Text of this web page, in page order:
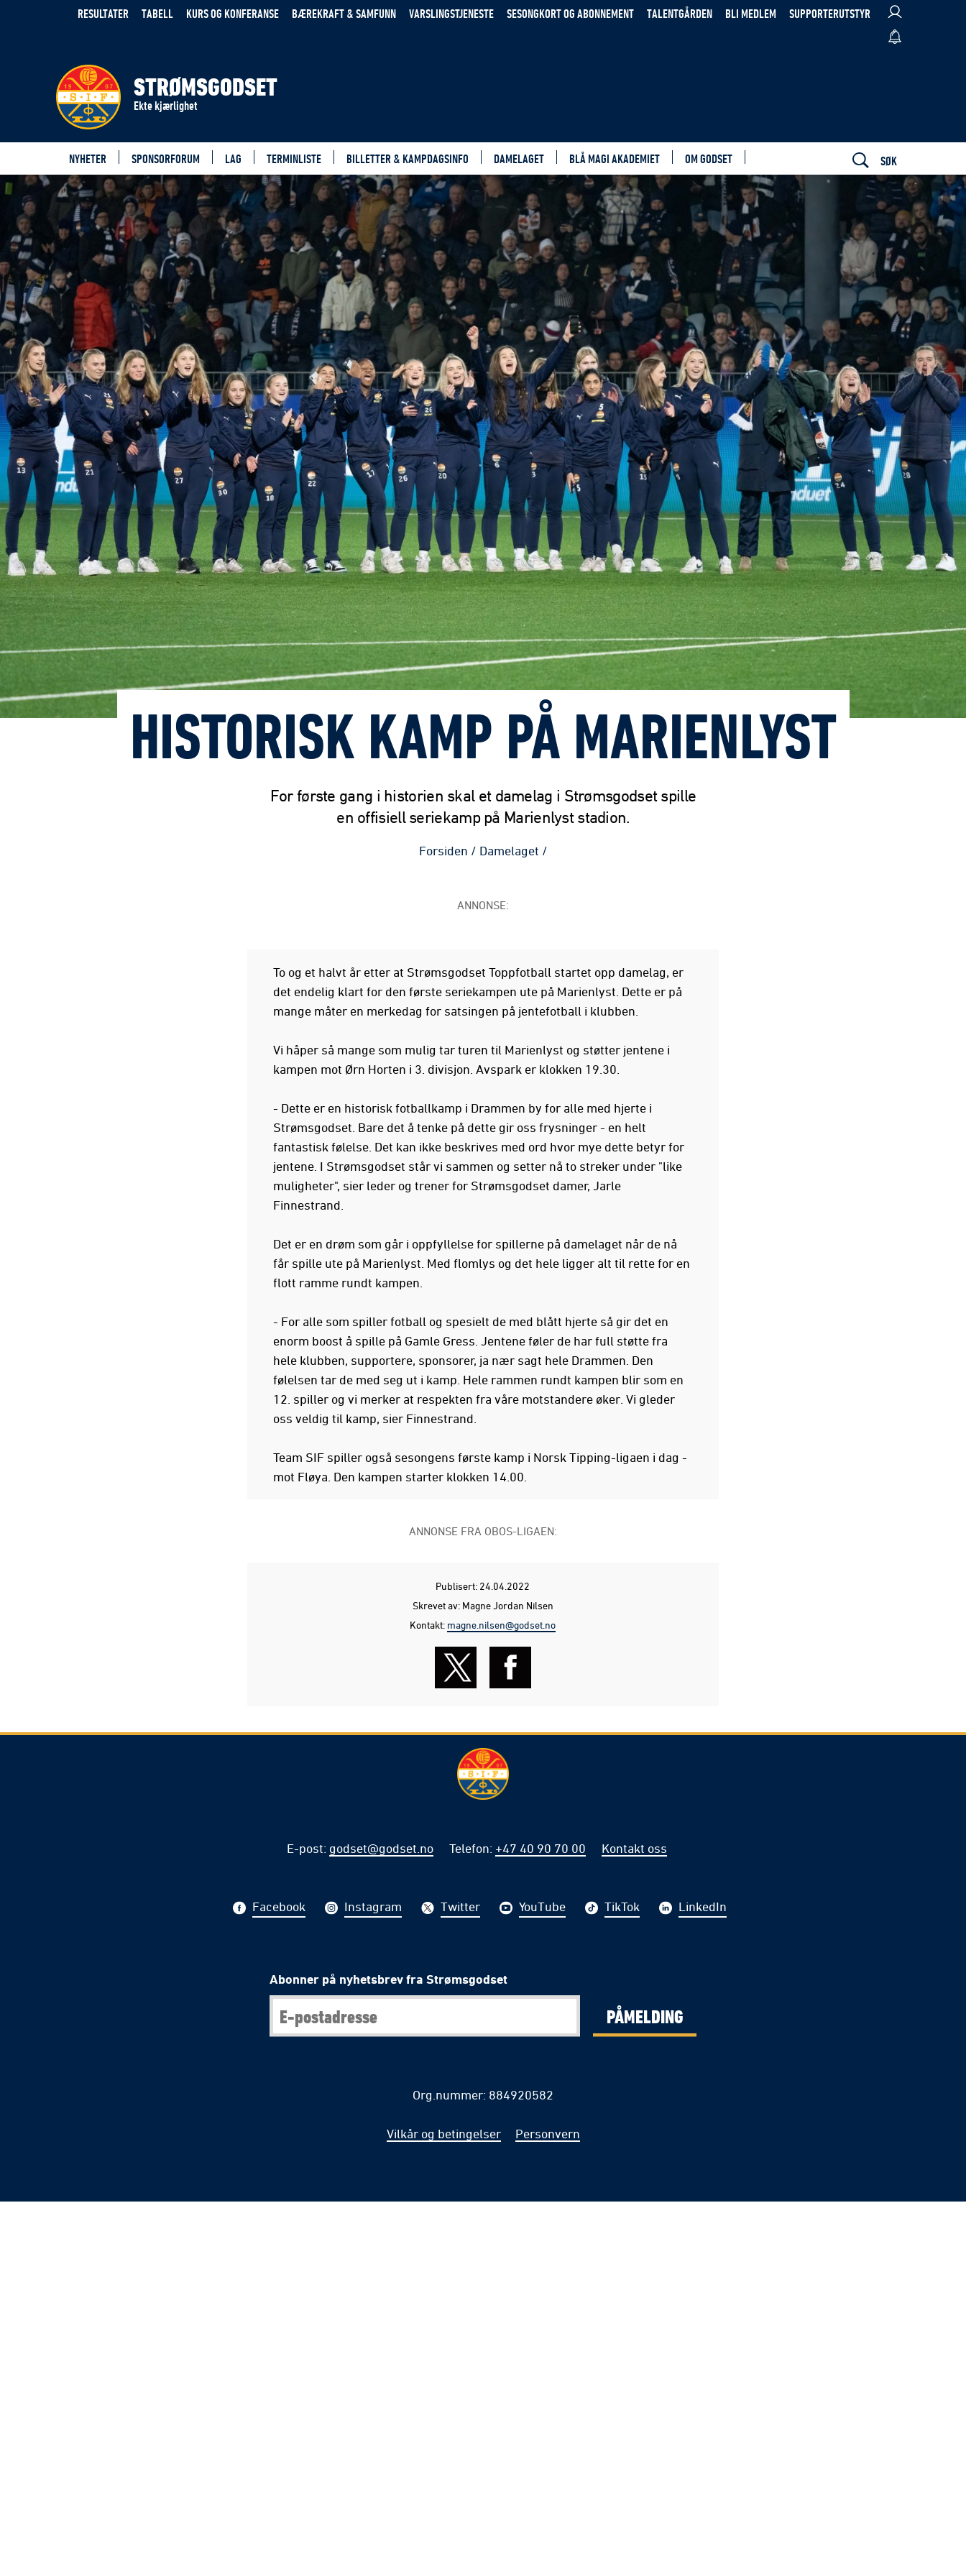
RESULTATER TABELL KURS OG KONFERANSE BÆREKRAFT & SAMFUNN VARSLINGSTJENESTE SESONGKORT OG ABONNEMENT TALENTGÅRDEN BLI MEDLEM SUPPORTERUTSTYR
STRØMSGODSET
Ekte kjærlighet
NYHETER SPONSORFORUM LAG TERMINLISTE BILLETTER & KAMPDAGSINFO DAMELAGET BLÅ MAGI AKADEMIET OM GODSET SØK
HISTORISK KAMP PÅ MARIENLYST
For første gang i historien skal et damelag i Strømsgodset spille
en offisiell seriekamp på Marienlyst stadion.
Forsiden / Damelaget /
ANNONSE:
To og et halvt år etter at Strømsgodset Toppfotball startet opp damelag, er
det endelig klart for den første seriekampen ute på Marienlyst. Dette er på
mange måter en merkedag for satsingen på jentefotball i klubben.
Vi håper så mange som mulig tar turen til Marienlyst og støtter jentene i
kampen mot Ørn Horten i 3. divisjon. Avspark er klokken 19.30.
- Dette er en historisk fotballkamp i Drammen by for alle med hjerte i
Strømsgodset. Bare det å tenke på dette gir oss frysninger - en helt
fantastisk følelse. Det kan ikke beskrives med ord hvor mye dette betyr for
jentene. I Strømsgodset står vi sammen og setter nå to streker under "like
muligheter", sier leder og trener for Strømsgodset damer, Jarle
Finnestrand.
Det er en drøm som går i oppfyllelse for spillerne på damelaget når de nå
får spille ute på Marienlyst. Med flomlys og det hele ligger alt til rette for en
flott ramme rundt kampen.
- For alle som spiller fotball og spesielt de med blått hjerte så gir det en
enorm boost å spille på Gamle Gress. Jentene føler de har full støtte fra
hele klubben, supportere, sponsorer, ja nær sagt hele Drammen. Den
følelsen tar de med seg ut i kamp. Hele rammen rundt kampen blir som en
12. spiller og vi merker at respekten fra våre motstandere øker. Vi gleder
oss veldig til kamp, sier Finnestrand.
Team SIF spiller også sesongens første kamp i Norsk Tipping-ligaen i dag -
mot Fløya. Den kampen starter klokken 14.00.
ANNONSE FRA OBOS-LIGAEN:
Publisert: 24.04.2022
Skrevet av: Magne Jordan Nilsen
Kontakt: magne.nilsen@godset.no
E-post: godset@godset.no Telefon: +47 40 90 70 00 Kontakt oss
Facebook Instagram Twitter YouTube TikTok LinkedIn
Abonner på nyhetsbrev fra Strømsgodset
PÅMELDING
Org.nummer: 884920582
Vilkår og betingelser Personvern